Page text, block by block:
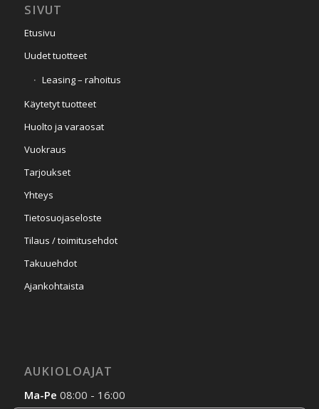
SIVUT
Etusivu
Uudet tuotteet
Leasing – rahoitus
Käytetyt tuotteet
Huolto ja varaosat
Vuokraus
Tarjoukset
Yhteys
Tietosuojaseloste
Tilaus / toimitusehdot
Takuuehdot
Ajankohtaista
AUKIOLOAJAT
Ma-Pe 08:00 - 16:00